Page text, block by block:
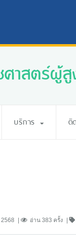
ศาสตร์ผู้
บริการ ติ
อ่าน 383 ครั้ง